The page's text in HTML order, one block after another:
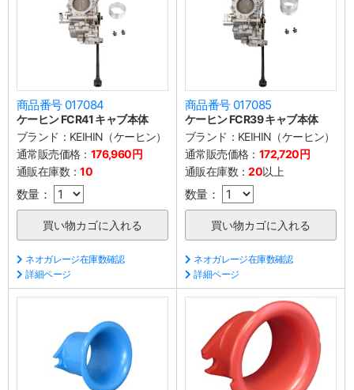
商品番号 017084
ケーヒン FCR41 キャブ本体
ブランド： KEIHIN（ケーヒン）
通常販売価格： 176,960円
通販在庫数：10
数量：
ネオガレージ在庫数確認
詳細ページ
商品番号 017085
ケーヒン FCR39 キャブ本体
ブランド： KEIHIN（ケーヒン）
通常販売価格： 172,720円
通販在庫数：20以上
数量：
ネオガレージ在庫数確認
詳細ページ